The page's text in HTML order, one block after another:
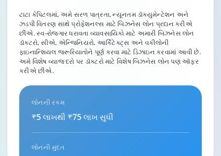
ટાટા કેપિટલમાં, અમે સરળ પાત્રતા, ન્યૂનતમ ડૉક્યુમેન્ટેશન અને
ઝડપી વિતરણ સાથે પ્રોફેશનલ્સ માટે બિઝનેસ લોન પ્રદાન કરીએ
છીએ. સ્વ-રોજગાર ધરાવતા વ્યાવસાયિકો માટે અમારી બિઝનેસ લોન
ડૉક્ટરો, સીએ, એન્જિનિયરો, આર્કિટેક્ટ્સ અને વકીલોની
ફાઇનાન્શિયલ જરૂરિયાતોને પૂર્ણ કરવા માટે ડિઝાઇન કરવામાં આવી છે.
અમે વિશેષ વ્યાજ દરો પર ડૉક્ટરો માટે વિશેષ બિઝનેસ લોન પણ ઑફર
કરીએ છીએ.
લોનની રકમ
₹5 લાખથી ₹75 લાખ સુધી
લોનની મુદત